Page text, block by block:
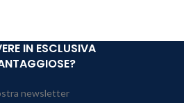
IN ESCLUSIVA
newsletter